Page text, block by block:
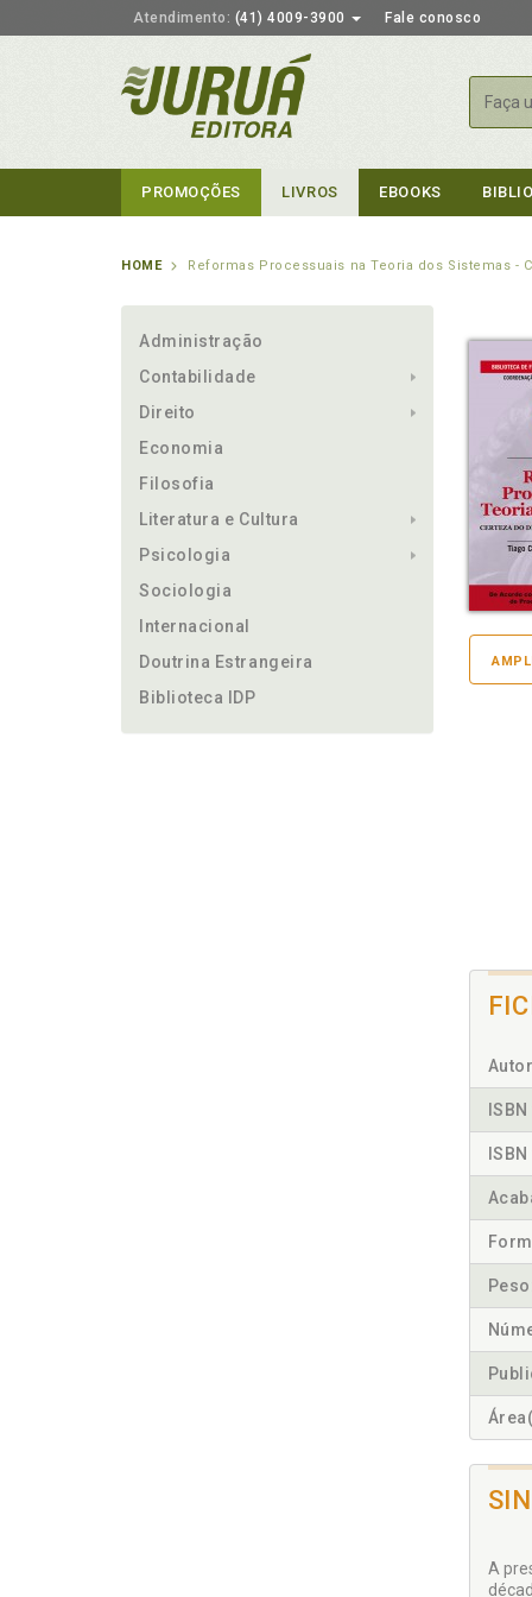
Atendimento: (41) 4009-3900 Fale conosco
PROMOÇÕES LIVROS EBOOKS
HOME Reformas Processuais na Teoria dos Sistemas -
Administração
Contabilidade
Direito
Economia
Filosofia
Literatura e Cultura
Psicologia
Sociologia
Internacional
Doutrina Estrangeira
Biblioteca IDP
A